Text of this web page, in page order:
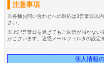
注意事項
※各種お問い合わせへの対応は3営業日以
さい。
※上記営業日を過ぎてもご返信が届かない
がございます。迷惑メールフィルタの設定
個人情報